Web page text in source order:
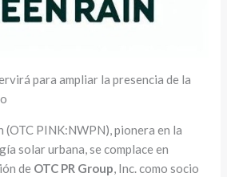
para ampliar la presencia de la
PINK:NWPN), pionera en la
solar urbana, se complace en
de OTC PR Group, Inc. como socio